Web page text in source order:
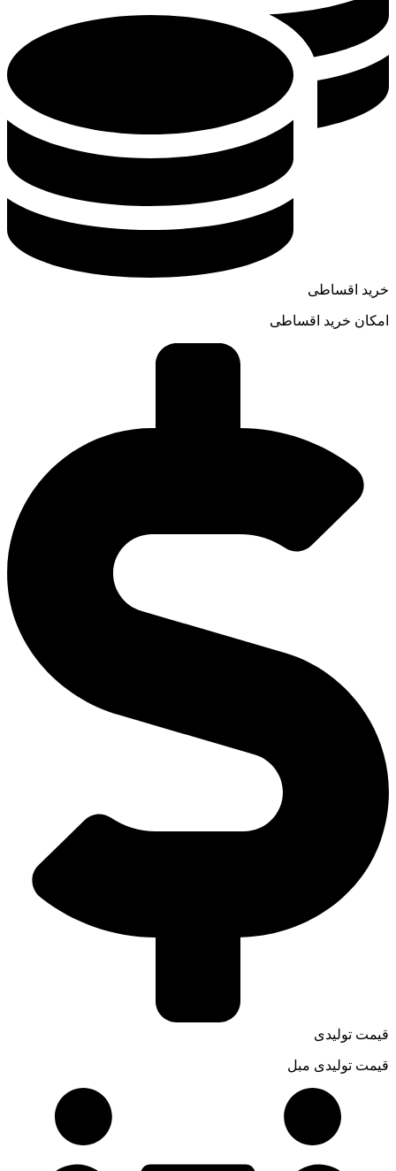
خرید اقساطی
امکان خرید اقساطی
قیمت تولیدی
قیمت تولیدی مبل